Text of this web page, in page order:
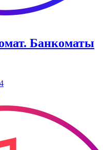
Банкоматы